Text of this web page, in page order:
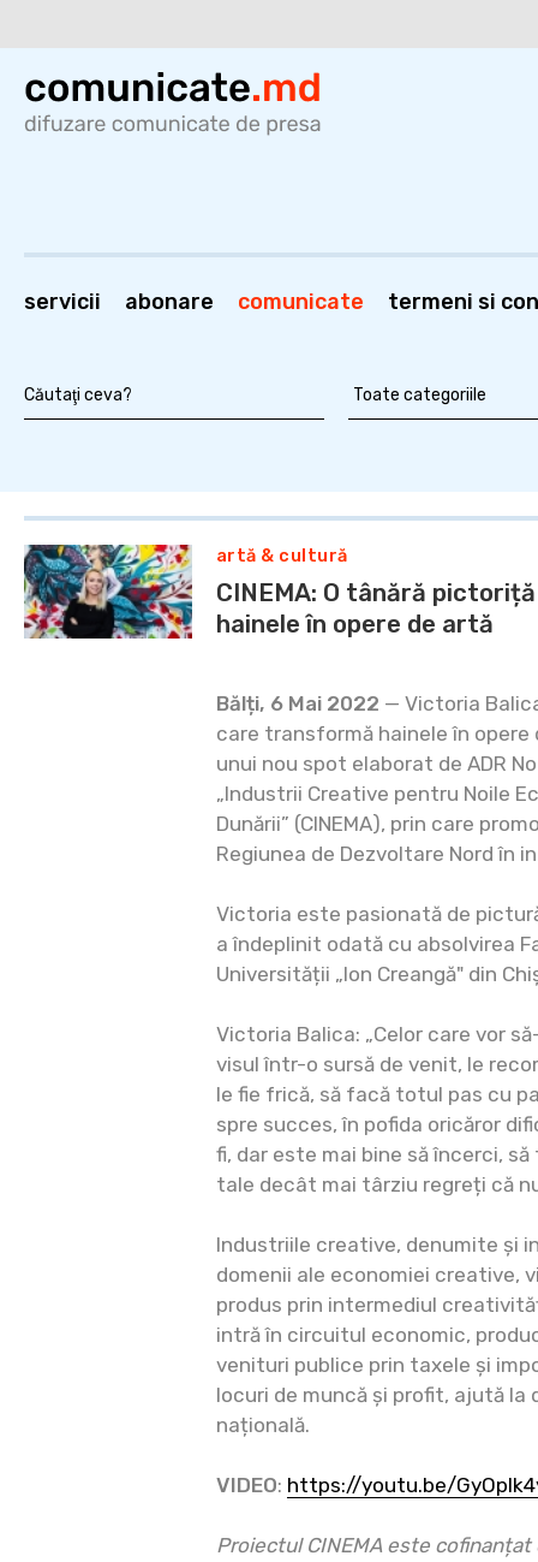
servicii abonare comunicate termeni si
artă & cultură
CINEMA: O tânără
hainele în opere de artă
Bălți, 6 Mai 2022 — Victoria
care transformă hainele în
unui nou spot elaborat de ADR
„Industrii Creative pentru Noile
Dunării” (CINEMA), prin care
Regiunea de Dezvoltare Nord în
Victoria este pasionată de
a îndeplinit odată cu absolvirea
Universității „Ion Creangă" din
Victoria Balica: „Celor care vor
visul într-o sursă de venit, le
le fie frică, să facă totul pas cu
spre succes, în pofida oricăror
fi, dar este mai bine să încerci,
tale decât mai târziu regreți că
Industriile creative, denumite și
domenii ale economiei creative,
produs prin intermediul
intră în circuitul economic,
venituri publice prin taxele și
locuri de muncă și profit, ajută la
națională.
VIDEO: https://youtu.be/
Proiectul CINEMA este cofinanțat